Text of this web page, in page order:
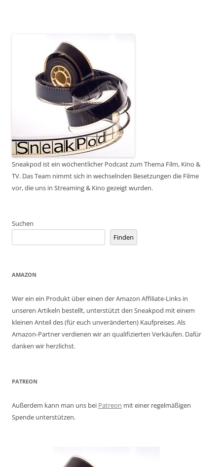
Sneakpod ist ein wöchentlicher Podcast zum Thema Film, Kino &
TV. Das Team nimmt sich in wechselnden Besetzungen die Filme
vor, die uns in Streaming & Kino gezeigt wurden.
Suchen
Finden
AMAZON
Wer ein ein Produkt über einen der Amazon Affiliate-Links in
unseren Artikeln bestellt, unterstützt den Sneakpod mit einem
kleinen Anteil des (für euch unveränderten) Kaufpreises. Als
Amazon-Partner verdienen wir an qualifizierten Verkäufen. Dafür
danken wir herzlichst.
PATREON
Außerdem kann man uns bei Patreon mit einer regelmäßigen
Spende unterstützen.